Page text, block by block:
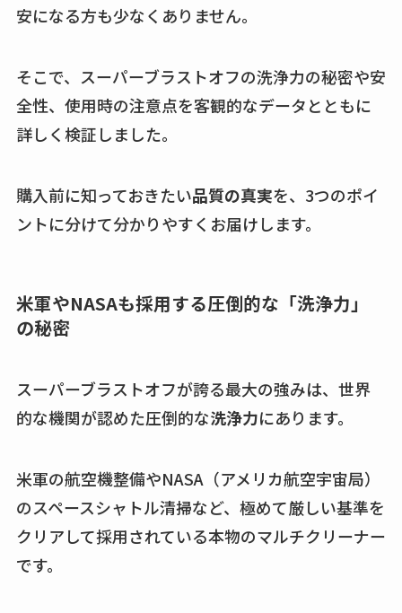
安になる方も少なくありません。
そこで、スーパーブラストオフの洗浄力の秘密や安
全性、使用時の注意点を客観的なデータとともに
詳しく検証しました。
購入前に知っておきたい品質の真実を、3つのポイ
ントに分けて分かりやすくお届けします。
米軍やNASAも採用する圧倒的な「洗浄力」
の秘密
スーパーブラストオフが誇る最大の強みは、世界
的な機関が認めた圧倒的な洗浄力にあります。
米軍の航空機整備やNASA（アメリカ航空宇宙局）
のスペースシャトル清掃など、極めて厳しい基準を
クリアして採用されている本物のマルチクリーナー
です。